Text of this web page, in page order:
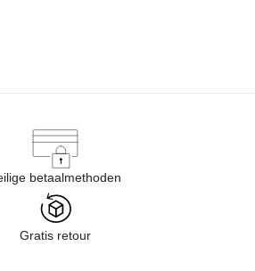
betaalmethoden
Gratis retour